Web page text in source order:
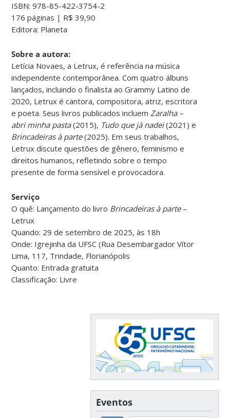
ISBN: 978-85-422-3754-2
176 páginas | R$ 39,90
Editora: Planeta
Sobre a autora:
Letícia Novaes, a Letrux, é referência na música
independente contemporânea. Com quatro álbuns
lançados, incluindo o finalista ao Grammy Latino de
2020, Letrux é cantora, compositora, atriz, escritora
e poeta. Seus livros publicados incluem Zaralha –
abri minha pasta(2015), Tudo que já nadei(2021) e
Brincadeiras à parte(2025). Em seus trabalhos,
Letrux discute questões de gênero, feminismo e
direitos humanos, refletindo sobre o tempo
presente de forma sensível e provocadora.
Serviço
O quê: Lançamento do livro Brincadeiras à parte–
Letrux
Quando: 29 de setembro de 2025, às 18h
Onde: Igrejinha da UFSC (Rua Desembargador Vítor
Lima, 117, Trindade, Florianópolis
Quanto: Entrada gratuita
Classificação: Livre
Eventos